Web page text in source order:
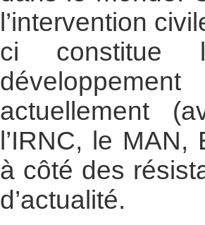
l’intervention
ci constitue
actuellement
l’IRNC, le
à côté des
d’actualité.